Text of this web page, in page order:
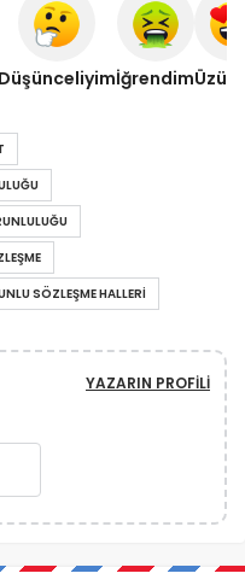
Düşünceliyimİğrendim
SÖZLEŞME HALLERI
YAZARIN PROFILI